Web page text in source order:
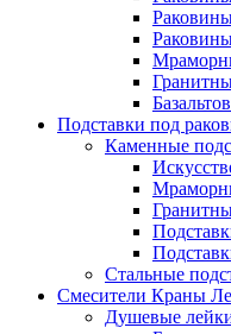
Подставки под
Каменные
Стальные
Смесители Краны
Душевые